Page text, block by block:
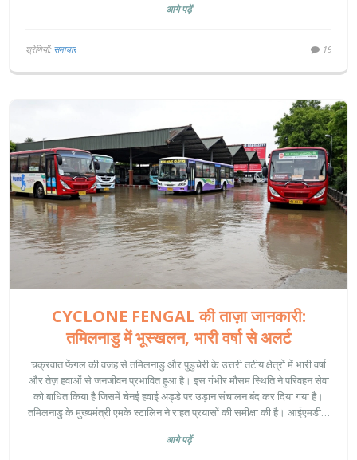
आगे पढ़ें
श्रेणियाँ: समाचार 19
CYCLONE FENGAL की ताज़ा जानकारी:
तमिलनाडु में भूस्खलन, भारी वर्षा से अलर्ट
चक्रवात फेंगल की वजह से तमिलनाडु और पुडुचेरी के उत्तरी तटीय क्षेत्रों में भारी वर्षा
और तेज़ हवाओं से जनजीवन प्रभावित हुआ है। इस गंभीर मौसम स्थिति ने परिवहन सेवा
को बाधित किया है जिसमें चेनई हवाई अड्डे पर उड़ान संचालन बंद कर दिया गया है।
तमिलनाडु के मुख्यमंत्री एमके स्टालिन ने राहत प्रयासों की समीक्षा की है। आईएमडी ने
आगे पढ़ें